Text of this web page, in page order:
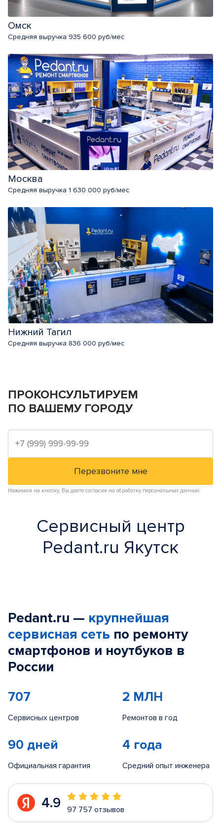
Омск
Средняя выручка 935 600 руб/мес
Москва
Средняя выручка 1 630 000 руб/мес
Нижний Тагил
Средняя выручка 836 000 руб/мес
ПРОКОНСУЛЬТИРУЕМ
ПО ВАШЕМУ ГОРОДУ
Нажимая на кнопку, Вы даете согласие на обработку персональных данных
Сервисный центр
Pedant.ru Якутск
Pedant.ru — крупнейшая
сервисная сеть по ремонту
смартфонов и ноутбуков в
России
707
Сервисных центров
2 МЛН
Ремонтов в год
90 дней
Официальная гарантия
4 года
Средний опыт инженера
4.9 97 757 отзывов